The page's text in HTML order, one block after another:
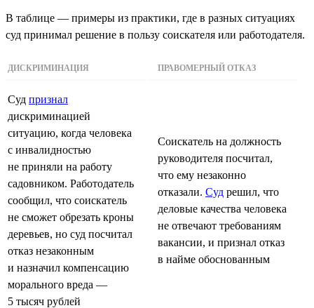
В таблице — примеры из практики, где в разных ситуациях
суд принимал решение в пользу соискателя или работодателя.
ДИСКРИМИНАЦИЯ ПРАВОМЕРНЫЙ ОТКАЗ
Суд признал
дискриминацией
ситуацию, когда человека
с инвалидностью
не приняли на работу
садовником. Работодатель
сообщил, что соискатель
не сможет обрезать кроны
деревьев, но суд посчитал
отказ незаконным
и назначил компенсацию
морального вреда —
5 тысяч рублей
Соискатель на должность
руководителя посчитал,
что ему незаконно
отказали. Суд решил, что
деловые качества человека
не отвечают требованиям
вакансии, и признал отказ
в найме обоснованным